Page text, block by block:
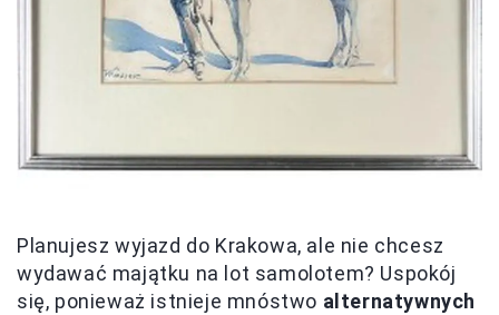
Planujesz wyjazd do Krakowa, ale nie chcesz
wydawać majątku na lot samolotem? Uspokój
się, ponieważ istnieje mnóstwo alternatywnych